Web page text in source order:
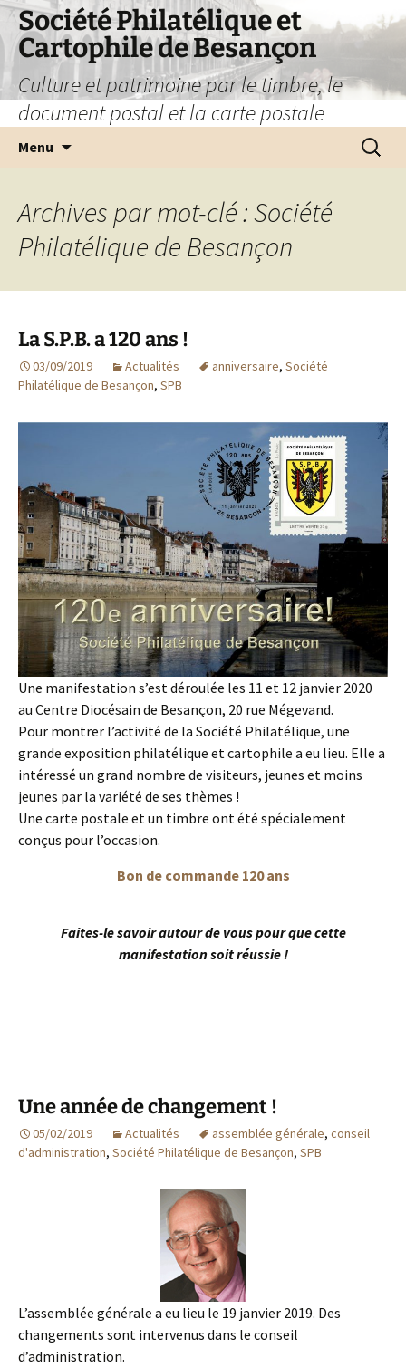
Société Philatélique et
Cartophile de Besançon
Culture et patrimoine par le timbre, le
document postal et la carte postale
Menu
Archives par mot-clé : Société
Philatélique de Besançon
La S.P.B. a 120 ans !
03/09/2019 Actualités anniversaire, Société
Philatélique de Besançon, SPB
Une manifestation s’est déroulée les 11 et 12 janvier 2020
au Centre Diocésain de Besançon, 20 rue Mégevand.
Pour montrer l’activité de la Société Philatélique, une
grande exposition philatélique et cartophile a eu lieu. Elle a
intéressé un grand nombre de visiteurs, jeunes et moins
jeunes par la variété de ses thèmes !
Une carte postale et un timbre ont été spécialement
conçus pour l’occasion.
Bon de commande 120 ans
Faites-le savoir autour de vous pour que cette
manifestation soit réussie !
Une année de changement !
05/02/2019 Actualités assemblée générale, conseil
d'administration, Société Philatélique de Besançon, SPB
L’assemblée générale a eu lieu le 19 janvier 2019. Des
changements sont intervenus dans le conseil
d’administration.